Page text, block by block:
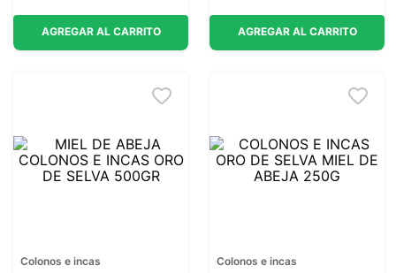
AGREGAR AL CARRITO AGREGAR AL CARRITO
Colonos e incas Colonos e incas